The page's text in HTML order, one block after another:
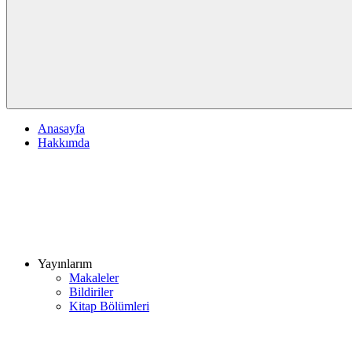
Anasayfa
Hakkımda
Yayınlarım
Makaleler
Bildiriler
Kitap Bölümleri